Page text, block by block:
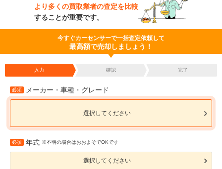
より多くの買取業者の査定を比較
することが重要です。
今すぐカーセンサーで一括査定依頼して
最高額で売却しましょう！
入力 確認 完了
必須 メーカー・車種・グレード
選択してください
必須 年式 ※不明の場合はおおよそでOKです
選択してください